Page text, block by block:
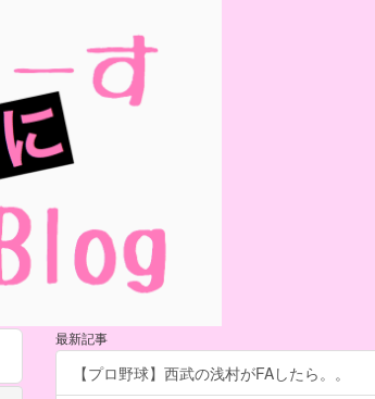
最新記事
【プロ野球】西武の浅村がFAしたら。。